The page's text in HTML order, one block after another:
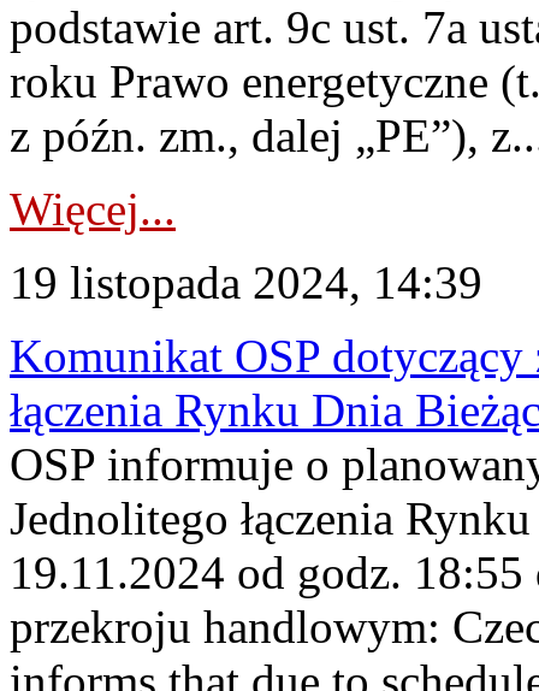
podstawie art. 9c ust. 7a
roku Prawo energetyczne
z późn. zm., dalej „PE”),
Więcej...
19 listopada 2024, 14:39
Komunikat OSP dotyczący
łączenia Rynku Dnia
OSP informuje o
Jednolitego łączenia
19.11.2024 od godz.
przekroju handlowym: